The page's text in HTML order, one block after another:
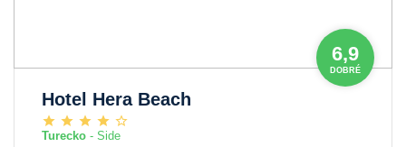
6,9
DOBRÉ
Hotel Hera Beach
Turecko - Side